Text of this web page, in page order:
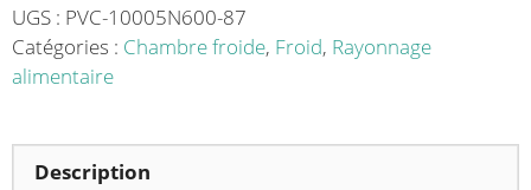
niveaux
P
UGS : PVC-10005N600-87
Catégories : Chambre froide, Froid, Rayonnage
alimentaire
Description